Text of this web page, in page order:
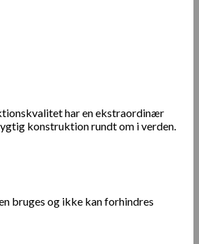
har en ekstraordinær
konstruktion rundt om i verden.
bruges og ikke kan forhindres